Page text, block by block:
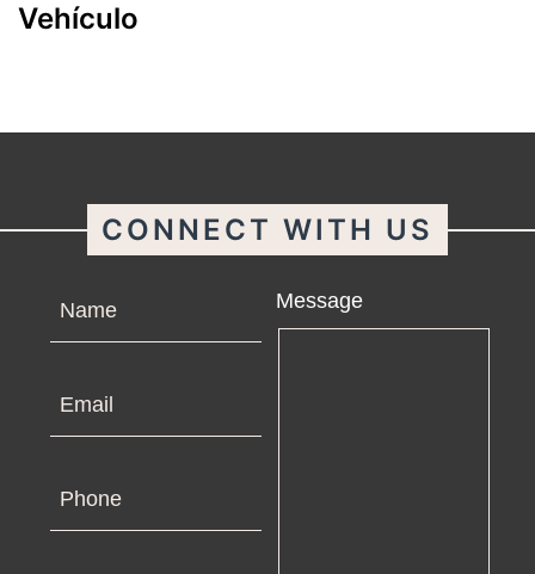
Vehículo
CONNECT WITH US
Message